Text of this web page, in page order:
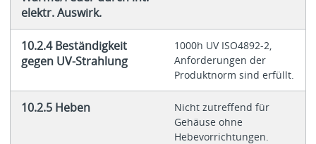
elektr. Auswirk.
10.2.4 Beständigkeit
gegen UV-Strahlung
1000h UV ISO4892-2,
Anforderungen der
Produktnorm sind erfüllt.
10.2.5 Heben
Nicht zutreffend für
Gehäuse ohne
Hebevorrichtungen.